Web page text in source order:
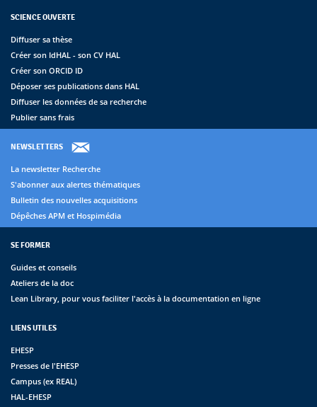
SCIENCE OUVERTE
Diffuser sa thèse
Créer son IdHAL - son CV HAL
Créer son ORCID ID
Déposer ses publications dans HAL
Diffuser les données de sa recherche
Publier sans frais
NEWSLETTERS
La newsletter Recherche
S'abonner aux alertes thématiques
Bulletin des nouvelles acquisitions
Dépêches APM et Hospimédia
SE FORMER
Guides et conseils
Ateliers de la doc
Lean Library, pour vous faciliter l'accès à la documentation en ligne
LIENS UTILES
EHESP
Presses de l'EHESP
Campus (ex REAL)
HAL-EHESP